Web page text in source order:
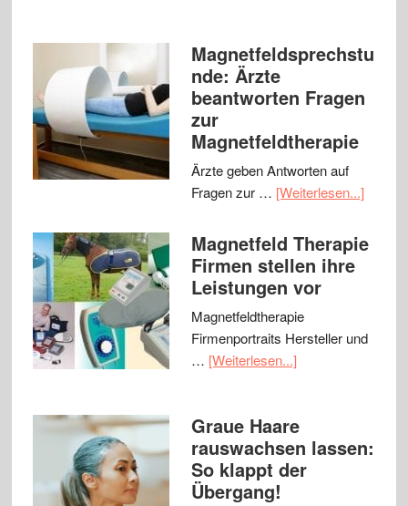
Magnetfeldsprechstu
nde: Ärzte
beantworten Fragen
zur
Magnetfeldtherapie
Ärzte geben Antworten auf
Fragen zur … [Weiterlesen...]
Magnetfeld Therapie
Firmen stellen ihre
Leistungen vor
Magnetfeldtherapie
Firmenportraits Hersteller und
… [Weiterlesen...]
Graue Haare
rauswachsen lassen:
So klappt der
Übergang!